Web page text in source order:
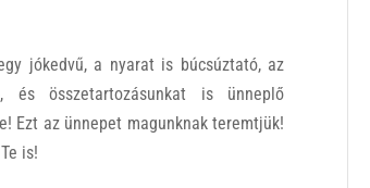
jókedvű, a nyarat is búcsúztató, az
és összetartozásunkat is ünneplő
Ezt az ünnepet magunknak teremtjük!
is!